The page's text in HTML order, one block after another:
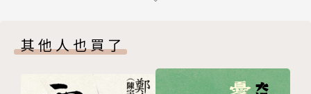
威廉•福克納，另一位則是海明威。」（諾貝爾文學獎
皮巴迪
瓦達曼
其他人也買了